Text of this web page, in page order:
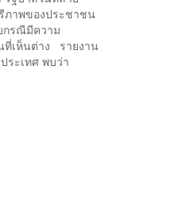
ภาพของประชาชน
กรณีมีความ
ที่เห็นต่าง รายงาน
ระเทศ พบว่า